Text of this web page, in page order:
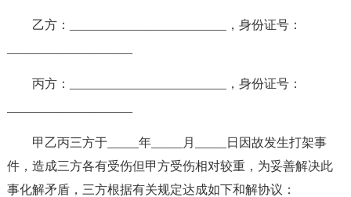
乙方：_________________________，身份证号：
丙方：_________________________，身份证号：
甲乙丙三方于_____年_____月_____日因故发生打架事
件，造成三方各有受伤但甲方受伤相对较重，为妥善解决此
事化解矛盾，三方根据有关规定达成如下和解协议：